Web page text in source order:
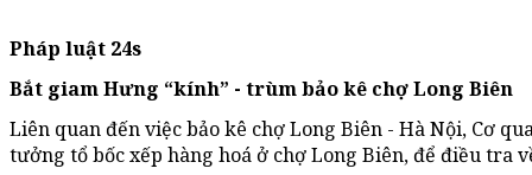
Pháp luật 24s
Bắt giam Hưng “kính” - trùm bảo kê chợ Long Biên
Liên quan đến việc bảo kê chợ Long Biên - Hà Nội, Cơ
tưởng tổ bốc xếp hàng hoá ở chợ Long Biên, để điều tra